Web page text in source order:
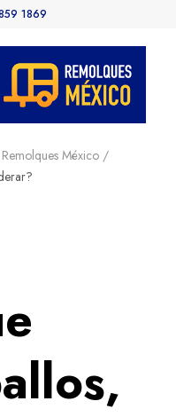
1869
Remolques
México /